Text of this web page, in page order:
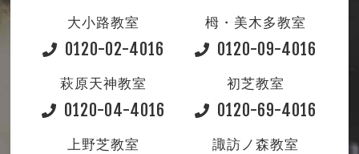
大小路教室
0120-02-4016
栂・美木多教室
0120-09-4016
萩原天神教室
0120-04-4016
初芝教室
0120-69-4016
上野芝教室 諏訪ノ森教室